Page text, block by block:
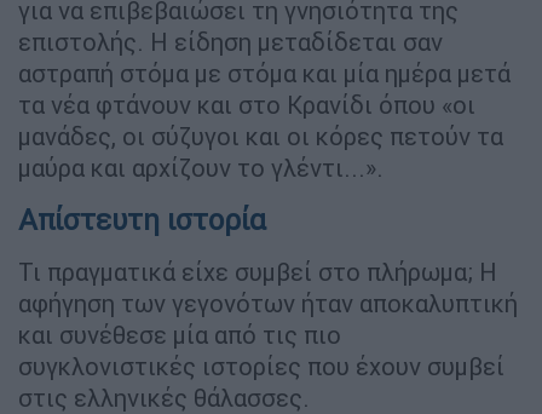
για να επιβεβαιώσει τη γνησιότητα της
επιστολής. Η είδηση μεταδίδεται σαν
αστραπή στόμα με στόμα και μία ημέρα μετά
τα νέα φτάνουν και στο Κρανίδι όπου «οι
μανάδες, οι σύζυγοι και οι κόρες πετούν τα
μαύρα και αρχίζουν το γλέντι...».
Απίστευτη ιστορία
Τι πραγματικά είχε συμβεί στο πλήρωμα; Η
αφήγηση των γεγονότων ήταν αποκαλυπτική
και συνέθεσε μία από τις πιο
συγκλονιστικές ιστορίες που έχουν συμβεί
στις ελληνικές θάλασσες.